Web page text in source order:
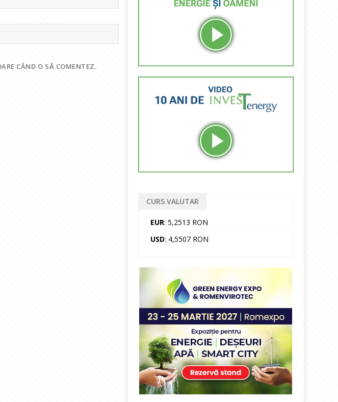
CÂND O SĂ COMENTEZ.
CURS VALUTAR
EUR: 5,2513 RON
USD: 4,5507 RON